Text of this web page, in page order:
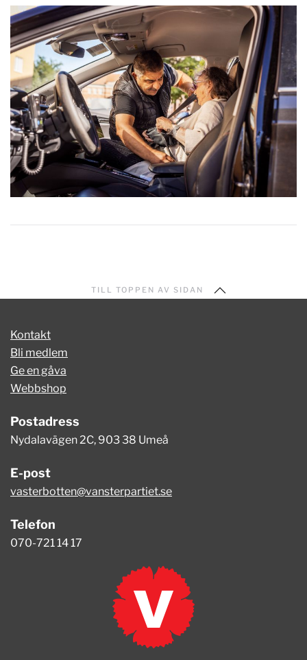
TILL TOPPEN AV SIDAN
Kontakt
Bli medlem
Ge en gåva
Webbshop
Postadress
Nydalavägen 2C, 903 38 Umeå
E-post
vasterbotten@vansterpartiet.se
Telefon
070-721 14 17